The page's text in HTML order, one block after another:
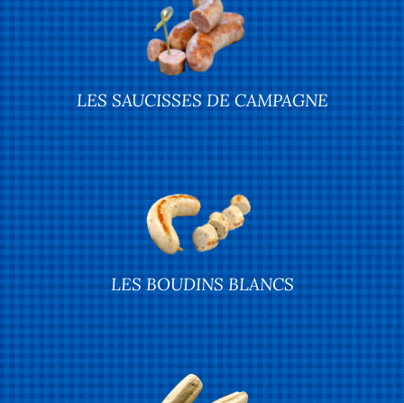
LES SAUCISSES DE CAMPAGNE
LES BOUDINS BLANCS